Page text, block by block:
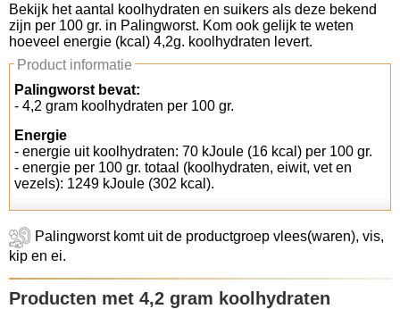
Koolhydraten tellen
Links
Bekijk het aantal koolhydraten en suikers als deze bekend
zijn per 100 gr. in Palingworst. Kom ook gelijk te weten
hoeveel energie (kcal) 4,2g. koolhydraten levert.
Product informatie
Palingworst bevat:
- 4,2 gram koolhydraten per 100 gr.
Energie
- energie uit koolhydraten: 70 kJoule (16 kcal) per 100 gr.
- energie per 100 gr. totaal (koolhydraten, eiwit, vet en
vezels): 1249 kJoule (302 kcal).
Palingworst komt uit de productgroep vlees(waren), vis,
kip en ei.
Producten met 4,2 gram koolhydraten